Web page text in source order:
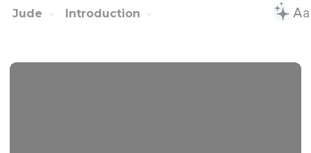
Jude Introduction